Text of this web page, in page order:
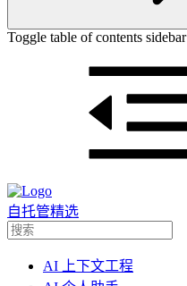
Toggle table of contents sidebar
自托管精选
AI 上下文工程